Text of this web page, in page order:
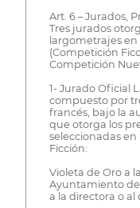
Art. 6 – Jurados,
Tres jurados
largometrajes en
(Competición
Competición
1- Jurado Oficial
compuesto por
francés, bajo la
que otorga los
seleccionadas
Ficción:
Violeta de Oro a
Ayuntamiento de
a la directora o al